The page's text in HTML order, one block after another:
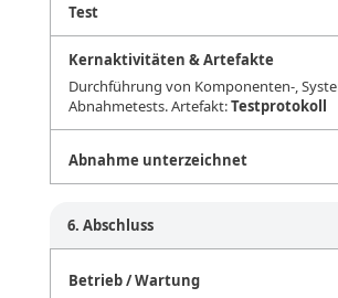
Test
Durchführung von Komponenten-,
Abnahmetests. Artefakt:Testprotokoll
Abnahme unterzeichnet
6. Abschluss
Betrieb / Wartung